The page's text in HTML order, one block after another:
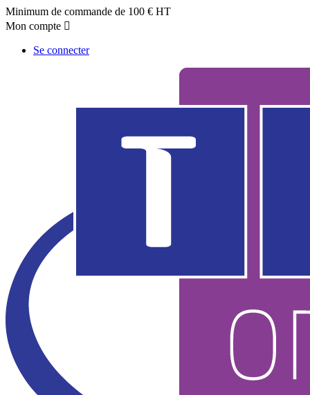
Minimum de commande de 100 € HT
Mon compte 
Se connecter